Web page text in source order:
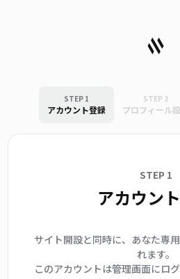
STEP 1
アカウント登録
STEP 2
プロフィール
STEP 1
アカウン
サイト開設と同時に、あなた専
れます。
このアカウントは管理画面にロ